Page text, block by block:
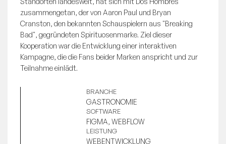
zusammengetan, der von Aaron Paul und Bryan
Cranston, den bekannten Schauspielern aus "Breaking
Bad", gegründeten Spirituosenmarke. Ziel dieser
Kooperation war die Entwicklung einer interaktiven
Kampagne, die die Fans beider Marken anspricht und zur
Teilnahme einlädt.
BRANCHE
GASTRONOMIE
SOFTWARE
FIGMA, WEBFLOW
LEISTUNG
WEBENTWICKLUNG